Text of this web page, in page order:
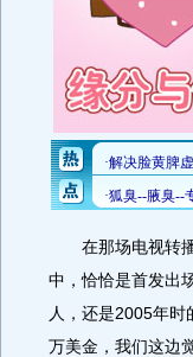
在那场电视转播
中，恰恰是首发出
人，还是2005年
万美金，我们这边